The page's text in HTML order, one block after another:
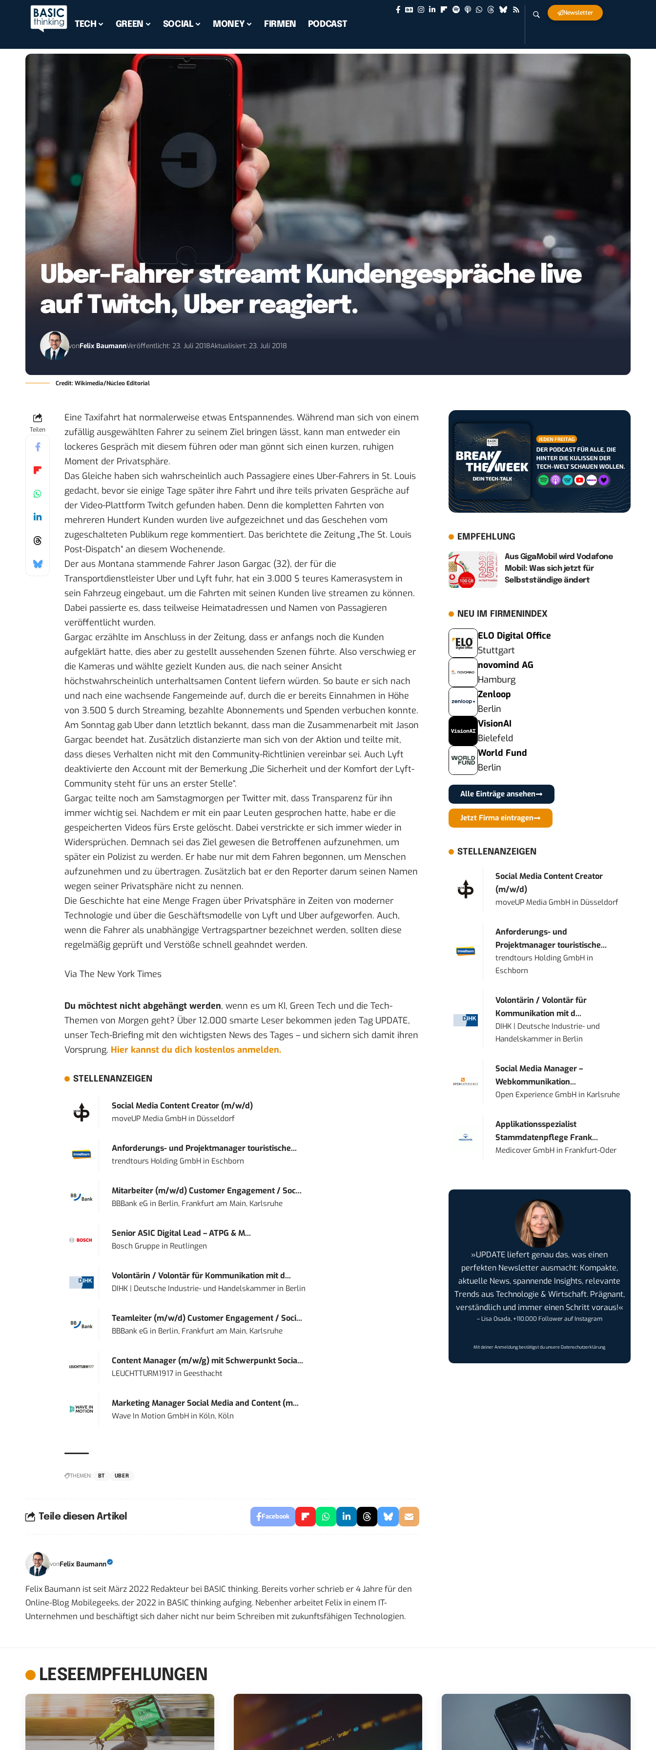
TECH GREEN SOCIAL MONEY FIRMEN PODCAST
Newsletter
Uber-Fahrer streamt Kundengespräche live
auf Twitch, Uber reagiert.
vonFelix BaumannVeröffentlicht: 23. Juli 2018Aktualisiert: 23. Juli 2018
Credit: Wikimedia/Núcleo Editorial
Teilen
Eine Taxifahrt hat normalerweise etwas Entspannendes. Während man sich von einem
zufällig ausgewählten Fahrer zu seinem Ziel bringen lässt, kann man entweder ein
lockeres Gespräch mit diesem führen oder man gönnt sich einen kurzen, ruhigen
Moment der Privatsphäre.
Das Gleiche haben sich wahrscheinlich auch Passagiere eines Uber-Fahrers in St. Louis
gedacht, bevor sie einige Tage später ihre Fahrt und ihre teils privaten Gespräche auf
der Video-Plattform Twitch gefunden haben. Denn die kompletten Fahrten von
mehreren Hundert Kunden wurden live aufgezeichnet und das Geschehen vom
zugeschalteten Publikum rege kommentiert. Das berichtete die Zeitung „The St. Louis
Post-Dispatch“ an diesem Wochenende.
Der aus Montana stammende Fahrer Jason Gargac (32), der für die
Transportdienstleister Uber und Lyft fuhr, hat ein 3.000 $ teures Kamerasystem in
sein Fahrzeug eingebaut, um die Fahrten mit seinen Kunden live streamen zu können.
Dabei passierte es, dass teilweise Heimatadressen und Namen von Passagieren
veröffentlicht wurden.
Gargac erzählte im Anschluss in der Zeitung, dass er anfangs noch die Kunden
aufgeklärt hatte, dies aber zu gestellt aussehenden Szenen führte. Also verschwieg er
die Kameras und wählte gezielt Kunden aus, die nach seiner Ansicht
höchstwahrscheinlich unterhaltsamen Content liefern würden. So baute er sich nach
und nach eine wachsende Fangemeinde auf, durch die er bereits Einnahmen in Höhe
von 3.500 $ durch Streaming, bezahlte Abonnements und Spenden verbuchen konnte.
Am Sonntag gab Uber dann letztlich bekannt, dass man die Zusammenarbeit mit Jason
Gargac beendet hat. Zusätzlich distanzierte man sich von der Aktion und teilte mit,
dass dieses Verhalten nicht mit den Community-Richtlinien vereinbar sei. Auch Lyft
deaktivierte den Account mit der Bemerkung „Die Sicherheit und der Komfort der Lyft-
Community steht für uns an erster Stelle“.
Gargac teilte noch am Samstagmorgen per Twitter mit, dass Transparenz für ihn
immer wichtig sei. Nachdem er mit ein paar Leuten gesprochen hatte, habe er die
gespeicherten Videos fürs Erste gelöscht. Dabei verstrickte er sich immer wieder in
Widersprüchen. Demnach sei das Ziel gewesen die Betroffenen aufzunehmen, um
später ein Polizist zu werden. Er habe nur mit dem Fahren begonnen, um Menschen
aufzunehmen und zu übertragen. Zusätzlich bat er den Reporter darum seinen Namen
wegen seiner Privatsphäre nicht zu nennen.
Die Geschichte hat eine Menge Fragen über Privatsphäre in Zeiten von moderner
Technologie und über die Geschäftsmodelle von Lyft und Uber aufgeworfen. Auch,
wenn die Fahrer als unabhängige Vertragspartner bezeichnet werden, sollten diese
regelmäßig geprüft und Verstöße schnell geahndet werden.
Via The New York Times
Du möchtest nicht abgehängt werden, wenn es um KI, Green Tech und die Tech-
Themen von Morgen geht? Über 12.000 smarte Leser bekommen jeden Tag UPDATE,
unser Tech-Briefing mit den wichtigsten News des Tages – und sichern sich damit ihren
Vorsprung. Hier kannst du dich kostenlos anmelden.
STELLENANZEIGEN
Social Media Content Creator (m/w/d)
moveUP Media GmbHin Düsseldorf
Anforderungs- und Projektmanager touristische...
trendtours Holding GmbHin Eschborn
Mitarbeiter (m/w/d) Customer Engagement / Soc...
BBBank eG in Berlin, Frankfurt am Main, Karlsruhe
Senior ASIC Digital Lead – ATPG & M...
Bosch Gruppein Reutlingen
Volontärin / Volontär für Kommunikation mit d...
DIHK | Deutsche Industrie- und Handelskammerin Berlin
Teamleiter (m/w/d) Customer Engagement / Soci...
BBBank eG in Berlin, Frankfurt am Main, Karlsruhe
Content Manager (m/w/g) mit Schwerpunkt Socia...
LEUCHTTURM1917in Geesthacht
Marketing Manager Social Media and Content (m...
Wave In Motion GmbHin Köln, Köln
THEMEN: BT UBER
Teile diesen Artikel Facebook
vonFelix Baumann
Felix Baumann ist seit März 2022 Redakteur bei BASIC thinking. Bereits vorher schrieb er 4 Jahre für den
Online-Blog Mobilegeeks, der 2022 in BASIC thinking aufging. Nebenher arbeitet Felix in einem IT-
Unternehmen und beschäftigt sich daher nicht nur beim Schreiben mit zukunftsfähigen Technologien.
EMPFEHLUNG
Aus GigaMobil wird Vodafone
Mobil: Was sich jetzt für
Selbstständige ändert
NEU IM FIRMENINDEX
ELO Digital Office
Stuttgart
novomind AG
Hamburg
Zenloop
Berlin
VisionAI
Bielefeld
World Fund
Berlin
Alle Einträge ansehen
Jetzt Firma eintragen
STELLENANZEIGEN
Social Media Content Creator
(m/w/d)
moveUP Media GmbH in Düsseldorf
Anforderungs- und
Projektmanager touristische...
trendtours Holding GmbH in
Eschborn
Volontärin / Volontär für
Kommunikation mit d...
DIHK | Deutsche Industrie- und
Handelskammer in Berlin
Social Media Manager –
Webkommunikation...
Open Experience GmbH in Karlsruhe
Applikationsspezialist
Stammdatenpflege Frank...
Medicover GmbH in Frankfurt-Oder
»UPDATE liefert genau das, was einen
perfekten Newsletter ausmacht: Kompakte,
aktuelle News, spannende Insights, relevante
Trends aus Technologie & Wirtschaft. Prägnant,
verständlich und immer einen Schritt voraus!«
– Lisa Osada, +110.000 Follower auf Instagram
Mit deiner Anmeldung bestätigst du unsereDatenschutzerklärung
LESEEMPFEHLUNGEN